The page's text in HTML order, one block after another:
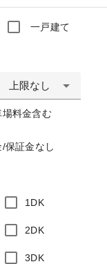
一戸建て
上限なし
場料金含む
/保証金なし
1DK
2DK
3DK